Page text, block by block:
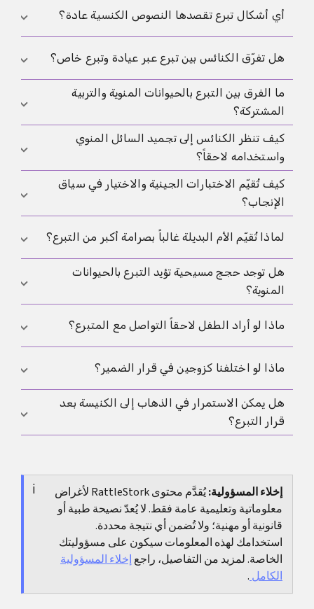
المستقرة والمسؤولية الاجتماعية. لاتخاذ قرار صادق
يساعد الحوار الرعوي لأنه يتعلق بفهم الأسرة لا بالتقنية
التبرع المعروف قد يخفف بعض صراعات الصدق والأصل
حول مشاركة طرف ثالث. لذلك تبقى في كثير من الكنائس
فكرة أن الشفافية أفضل من المجهولية، مع احتمال
رفض الإجراء نفسه.
أي أشكال تبرع تقصدها النصوص الكنسية عادة؟
تتحدث النصوص غالباً عن مشاركة طرف ثالث في الإنجاب،
حدة عندما تدخل IVF أو الأجنة أو المجهولية الدائمة، لأن
أسئلة الاختيار والتجميد والصدق مع الطفل تصبح جزءاً
من الموضوع.
هل تفرّق الكنائس بين تبرع عبر عيادة وتبرع خاص؟
غالباً تبقى المسألة الأساسية نفسها: هل يجوز إدخال
طرف ثالث أم لا. عملياً تختلف المخاطر. في النماذج
الخاصة تظهر أسئلة إضافية عن الضغط والحدود والتوثيق
والتواصل لاحقاً والإنصاف لأن الحماية المعيارية أقل.
ما الفرق بين التبرع بالحيوانات المنوية والتربية
المشتركة؟
في التبرع تكون علاقة المتبرع بالوالدية محدودة حسب
النموذج. في التربية المشتركة تكون الأبوة المشتركة
مخططاً لها ومسؤولية يومية. هذا يغير السؤال الأخلاقي:
ليس الأصل فقط بل الارتباط وحل النزاعات والمسؤولية.
قراءة إضافية:التربية المشتركة.
كيف تنظر الكنائس إلى تجميد السائل المنوي
واستخدامه لاحقاً؟
تجميد السائل المنوي يُناقش عادة أقل من تجميد الأجنة
لأن جنيناً لم يتشكل بعد. تصبح المسألة خلافية عند
الاستخدام اللاحق، مثلاً بعد انفصال أو وفاة، لأن
المسؤولية ودور الوالدية وخطة تربية الطفل تُقيّم من جديد.
كيف تُقيّم الاختبارات الجينية والاختيار في سياق
الإنجاب؟
كنائس كثيرة متحفظة عندما تؤدي الاختبارات أو الاختيار
مباشر من قيمة الإعاقة. بعض الأصوات تفرّق بين سبب
طبي واضح وبين اختيار وفق تفضيلات. غالباً ما يكون
المعيار هو صون الكرامة وحماية الحياة الناشئة.
لماذا تُقيّم الأم البديلة غالباً بصرامة أكبر من التبرع؟
في الأم البديلة يشارك شخص آخر ليس وراثياً فقط بل
جسدياً عبر الحمل والولادة. ترى كنائس كثيرة في ذلك
مخاطر أعلى للاستغلال والضغط وغموض الأدوار، لذلك
يكون الحكم عادة أكثر تشدداً. قراءة إضافية:الأم البديلة
هل توجد حجج مسيحية تؤيد التبرع بالحيوانات
المنوية؟
الأصوات المؤيدة غالباً ما تحتج بالرحمة وتخفيف معاناة
وأدوار والدية مستقرة. الأصوات الناقدة ترى أن مشاركة
طرف ثالث وفصل الإنجاب عن علاقة الزوجين يتجاوزان
حدوداً. كثير من القرارات تنتهي عند فحص الضمير مع
مرافقة رعوية.
ماذا لو أراد الطفل لاحقاً التواصل مع المتبرع؟
يفيد التخطيط المبكر الواقعي: ما المعلومات المتاحة، ما
خط واضح وصادق للحوار وإمكان التواصل يساعد على
الاستقرار.
ماذا لو اختلفنا كزوجين في قرار الضمير؟
غالباً يفيد تخفيف السرعة وتوضيح الحقائق والموقف
الكنسي بدقة قبل محاولة إقناع الطرف الآخر. حديث مع
هل يمكن الاستمرار في الذهاب إلى الكنيسة بعد
قرار التبرع؟
وحيث توجد حدود تعليمية واضحة يُنصح عادة بتكوين
الضمير وطلب إرشاد رعوي وعدم نقل الصراع إلى الكتمان.
إخلاء المسؤولية:
يُقدَّم محتوى RattleStork لأغراض
معلوماتية وتعليمية عامة فقط. لا يُعدّ نصيحة طبية أو
قانونية أو مهنية؛ ولا تُضمن أي نتيجة محددة.
استخدامك لهذه المعلومات سيكون على مسؤوليتك
الخاصة. لمزيد من التفاصيل، راجعإخلاء المسؤولية
الكامل.